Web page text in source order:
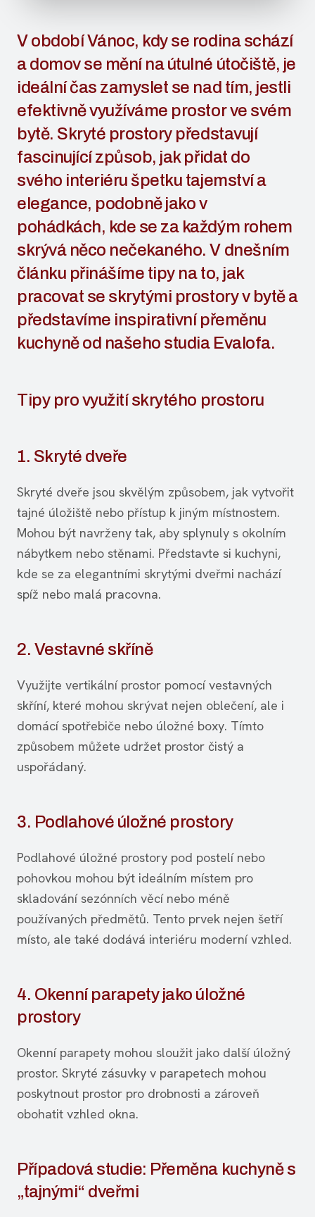
V období Vánoc, kdy se rodina schází
a domov se mění na útulné útočiště, je
ideální čas zamyslet se nad tím, jestli
efektivně využíváme prostor ve svém
bytě. Skryté prostory představují
fascinující způsob, jak přidat do
svého interiéru špetku tajemství a
elegance, podobně jako v
pohádkách, kde se za každým rohem
skrývá něco nečekaného. V dnešním
článku přinášíme tipy na to, jak
pracovat se skrytými prostory v bytě a
představíme inspirativní přeměnu
kuchyně od našeho studia Evalofa.
Tipy pro využití skrytého prostoru
1. Skryté dveře
Skryté dveře jsou skvělým způsobem, jak vytvořit
tajné úložiště nebo přístup k jiným místnostem.
Mohou být navrženy tak, aby splynuly s okolním
nábytkem nebo stěnami. Představte si kuchyni,
kde se za elegantními skrytými dveřmi nachází
spíž nebo malá pracovna.
2. Vestavné skříně
Využijte vertikální prostor pomocí vestavných
skříní, které mohou skrývat nejen oblečení, ale i
domácí spotřebiče nebo úložné boxy. Tímto
způsobem můžete udržet prostor čistý a
uspořádaný.
3. Podlahové úložné prostory
Podlahové úložné prostory pod postelí nebo
pohovkou mohou být ideálním místem pro
skladování sezónních věcí nebo méně
používaných předmětů. Tento prvek nejen šetří
místo, ale také dodává interiéru moderní vzhled.
4. Okenní parapety jako úložné
prostory
Okenní parapety mohou sloužit jako další úložný
prostor. Skryté zásuvky v parapetech mohou
poskytnout prostor pro drobnosti a zároveň
obohatit vzhled okna.
Případová studie: Přeměna kuchyně s
„tajnými“ dveřmi